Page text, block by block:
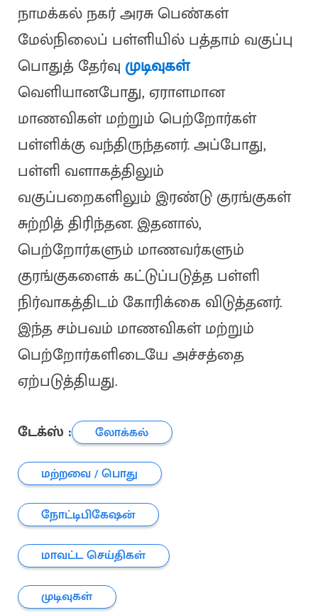
நாமக்கல் நகர் அரசு பெண்கள்
மேல்நிலைப் பள்ளியில் பத்தாம் வகுப்பு
பொதுத் தேர்வு முடிவுகள்
வெளியானபோது, ஏராளமான
மாணவிகள் மற்றும் பெற்றோர்கள்
பள்ளிக்கு வந்திருந்தனர். அப்போது,
பள்ளி வளாகத்திலும்
வகுப்பறைகளிலும் இரண்டு குரங்குகள்
சுற்றித் திரிந்தன. இதனால்,
பெற்றோர்களும் மாணவர்களும்
குரங்குகளைக் கட்டுப்படுத்த பள்ளி
நிர்வாகத்திடம் கோரிக்கை விடுத்தனர்.
இந்த சம்பவம் மாணவிகள் மற்றும்
பெற்றோர்களிடையே அச்சத்தை
ஏற்படுத்தியது.
டேக்ஸ் :
லோக்கல்
மற்றவை / பொது
நோட்டிபிகேஷன்
மாவட்ட செய்திகள்
முடிவுகள்